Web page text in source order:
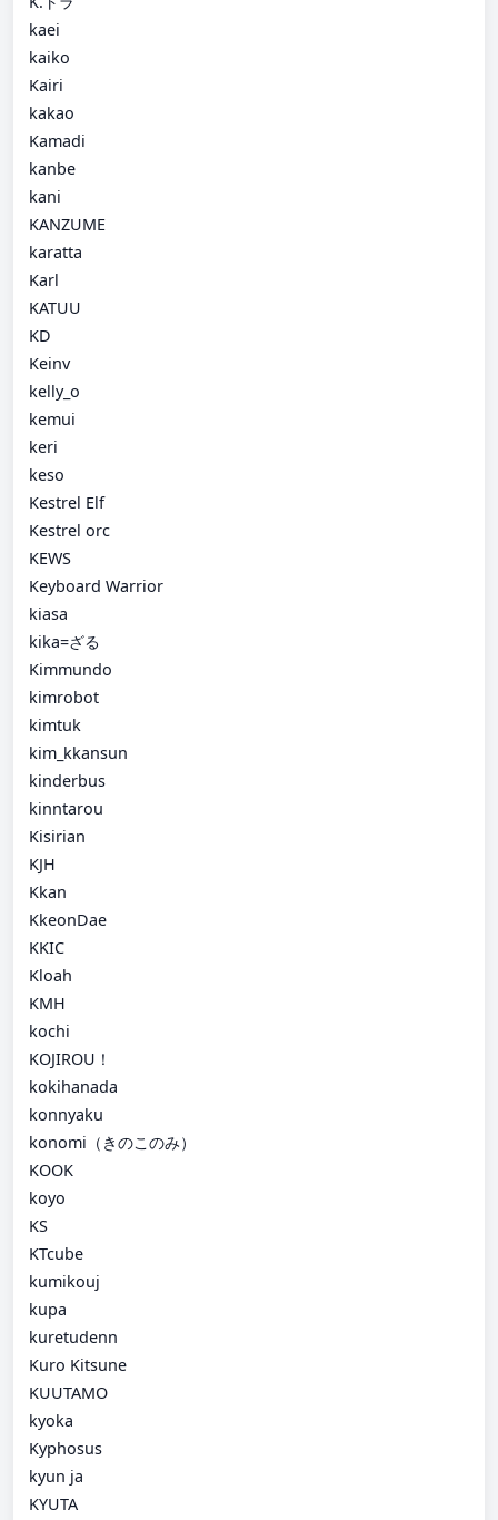
kaei
kaiko
Kairi
kakao
Kamadi
kanbe
kani
KANZUME
karatta
Karl
KATUU
KD
Keinv
kelly_o
kemui
keri
keso
Kestrel Elf
Kestrel orc
KEWS
Keyboard Warrior
kiasa
kika=ざる
Kimmundo
kimrobot
kimtuk
kim_kkansun
kinderbus
kinntarou
Kisirian
KJH
Kkan
KkeonDae
KKIC
Kloah
KMH
kochi
KOJIROU！
kokihanada
konnyaku
konomi（きのこのみ）
KOOK
koyo
KS
KTcube
kumikouj
kupa
kuretudenn
Kuro Kitsune
KUUTAMO
kyoka
Kyphosus
kyun ja
KYUTA